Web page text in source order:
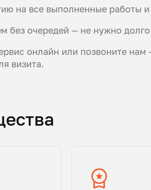
на все выполненные работы и
без очередей — не нужно
онлайн или позвоните
визита.